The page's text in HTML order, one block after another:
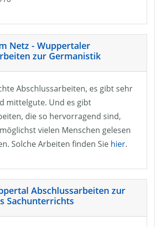
Netz - Wuppertaler
zur Germanistik
Abschlussarbeiten, es gibt sehr
mittelgute. Und es gibt
die so hervorragend sind,
vielen Menschen gelesen
Solche Arbeiten finden Sie hier.
Abschlussarbeiten zur
Sachunterrichts